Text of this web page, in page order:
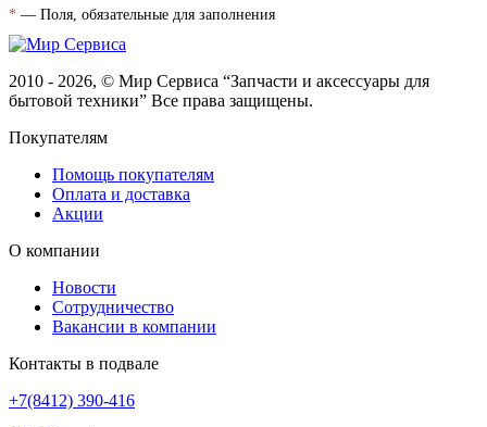
* — Поля, обязательные для заполнения
2010 - 2026, © Мир Сервиса “Запчасти и аксессуары для
бытовой техники” Все права защищены.
Покупателям
Помощь покупателям
Оплата и доставка
Акции
О компании
Новости
Сотрудничество
Вакансии в компании
Контакты в подвале
+7(8412) 390-416